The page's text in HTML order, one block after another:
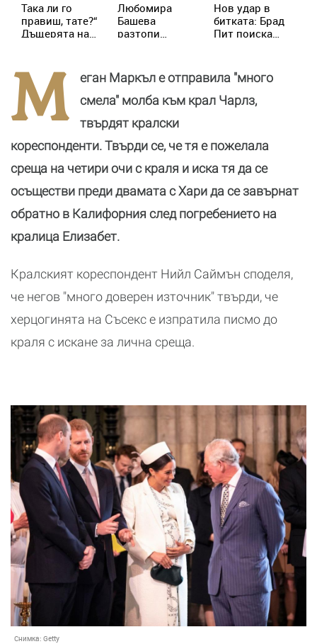
Така ли го
правиш, тате?“
Дъщерята на
Любомира
Башева
разтопи
с Башар Рахал
и малкия им
син
Нов удар в
битката: Брад
Пит поиска
Анджелина
Джоли
М
еган Маркъл е отправила "много
смела" молба към крал Чарлз,
твърдят кралски
кореспонденти. Твърди се, че тя е пожелала
среща на четири очи с краля и иска тя да се
осъществи преди двамата с Хари да се завърнат
обратно в Калифорния след погребението на
кралица Елизабет.
Кралският кореспондент Нийл Саймън споделя,
че негов "много доверен източник" твърди, че
херцогинята на Съсекс е изпратила писмо до
краля с искане за лична среща.
Снимка: Getty